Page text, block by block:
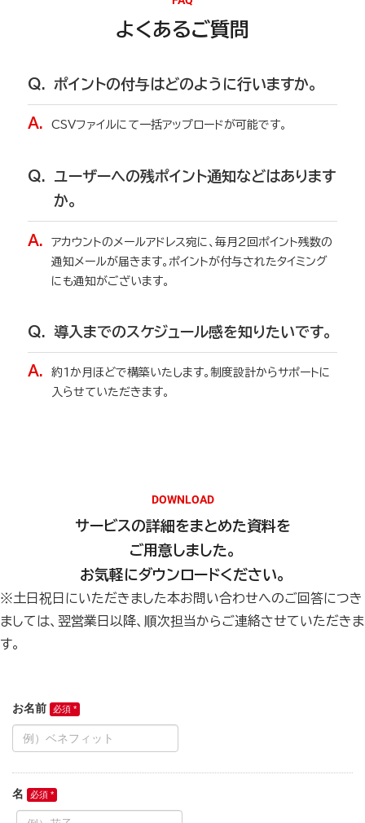
よくあるご質問
Q. ポイントの付与はどのように行いますか。
A. CSVファイルにて一括アップロードが可能です。
Q.
ユーザーへの残ポイント通知などはあります
か。
A.
アカウントのメールアドレス宛に、毎月2回ポイント残数の
通知メールが届きます。ポイントが付与されたタイミング
にも通知がございます。
Q. 導入までのスケジュール感を知りたいです。
A.
約1か月ほどで構築いたします。制度設計からサポートに
入らせていただきます。
DOWNLOAD
サービスの詳細をまとめた資料を
ご用意しました。
お気軽にダウンロードください。
※土日祝日にいただきました本お問い合わせへのご回答につき
ましては、翌営業日以降、順次担当からご連絡させていただきま
す。